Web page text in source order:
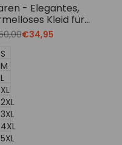
- Elegantes,
Kleid für
Translation
missing:
€34,95
S
M
L
XL
2XL
3XL
4XL
5XL